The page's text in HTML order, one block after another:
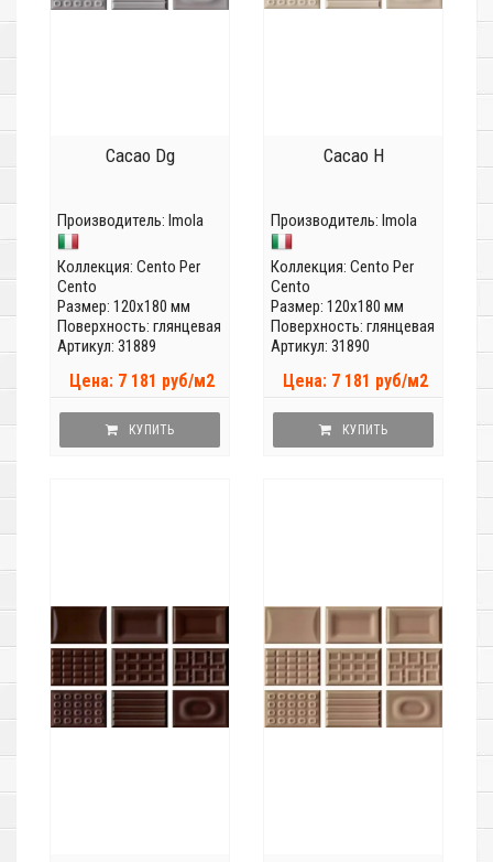
Cacao Dg
Производитель: Imola
Коллекция: Cento Per
Cento
Размер: 120x180 мм
Поверхность: глянцевая
Артикул: 31889
Цена: 7 181 руб/м2
КУПИТЬ
Cacao H
Производитель: Imola
Коллекция: Cento Per
Cento
Размер: 120x180 мм
Поверхность: глянцевая
Артикул: 31890
Цена: 7 181 руб/м2
КУПИТЬ